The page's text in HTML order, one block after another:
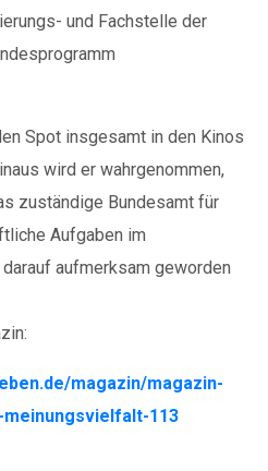
und Fachstelle der
Spot insgesamt in den Kinos
wird er wahrgenommen,
zuständige Bundesamt für
Aufgaben im
aufmerksam geworden
magazin/magazin-
113
Spenden